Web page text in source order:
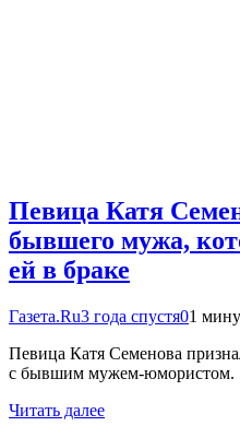
Певица Катя
бывшего мужа,
ей в браке
Газета.Ru3 года спустя01
Певица Катя Семенова
с бывшим мужем-юмористом.
Читать далее